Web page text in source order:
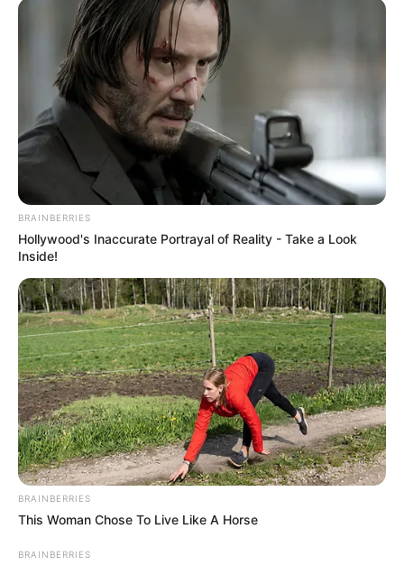
BRAINBERRIES
Hollywood's Inaccurate Portrayal of Reality - Take a Look
Inside!
BRAINBERRIES
This Woman Chose To Live Like A Horse
BRAINBERRIES